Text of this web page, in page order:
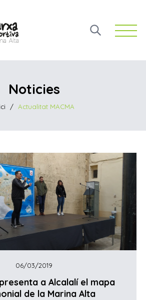
Open
Noticies
/ Actualitat MACMA
06/03/2019
presenta a Alcalalí el mapa
de la Marina Alta